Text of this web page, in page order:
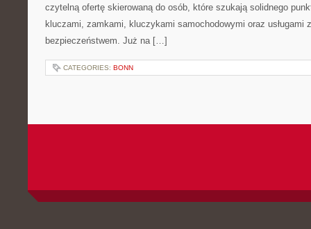
czytelną ofertę skierowaną do osób, które szukają solidnego
kluczami, zamkami, kluczykami samochodowymi oraz usługami
bezpieczeństwem. Już na […]
CATEGORIES: BONN